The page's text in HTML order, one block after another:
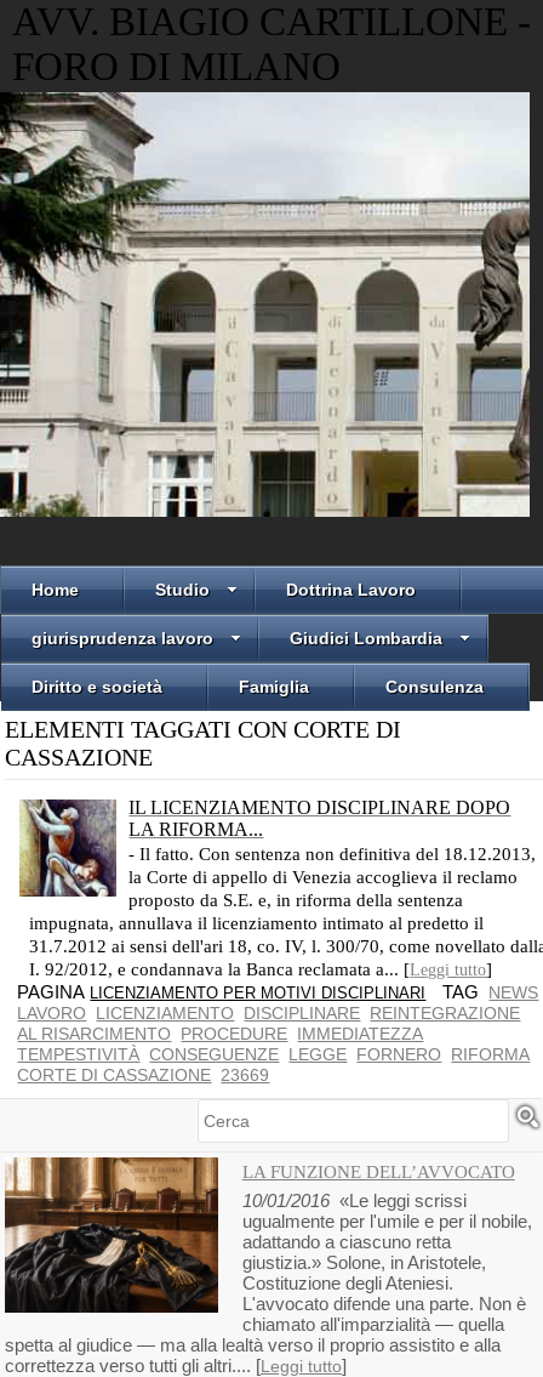
AVV. BIAGIO CARTILLONE -
FORO DI MILANO
Home Studio Dottrina Lavoro
giurisprudenza lavoro Giudici Lombardia
Diritto e società Famiglia Consulenza
ELEMENTI TAGGATI CON CORTE DI
CASSAZIONE
IL LICENZIAMENTO DISCIPLINARE DOPO
LA RIFORMA...
- Il fatto. Con sentenza non definitiva del 18.12.2013,
la Corte di appello di Venezia accoglieva il reclamo
proposto da S.E. e, in riforma della sentenza
impugnata, annullava il licenziamento intimato al predetto il
31.7.2012 ai sensi dell'ari 18, co. IV, l. 300/70, come novellato
I. 92/2012, e condannava la Banca reclamata a... [Leggi tutto]
PAGINA LICENZIAMENTO PER MOTIVI DISCIPLINARI TAG NEWS
LAVORO
LICENZIAMENTO DISCIPLINARE REINTEGRAZIONE
AL RISARCIMENTO
PROCEDURE IMMEDIATEZZA
TEMPESTIVITÀ CONSEGUENZE LEGGE FORNERO
RIFORMA
CORTE DI CASSAZIONE 23669
Cerca
LA FUNZIONE DELL’AVVOCATO
10/01/2016«Le leggi scrissi
ugualmente per l'umile e per il nobile,
adattando a ciascuno retta
giustizia.» Solone, in Aristotele,
Costituzione degli Ateniesi.
L'avvocato difende una parte. Non è
chiamato all'imparzialità — quella
spetta al giudice — ma alla lealtà verso il proprio assistito e alla
correttezza verso tutti gli altri.... [Leggi tutto]